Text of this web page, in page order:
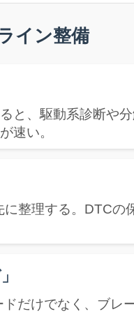
イン整備
と、駆動系診断や
速い。
整理する。DTCの
だけでなく、ブレ